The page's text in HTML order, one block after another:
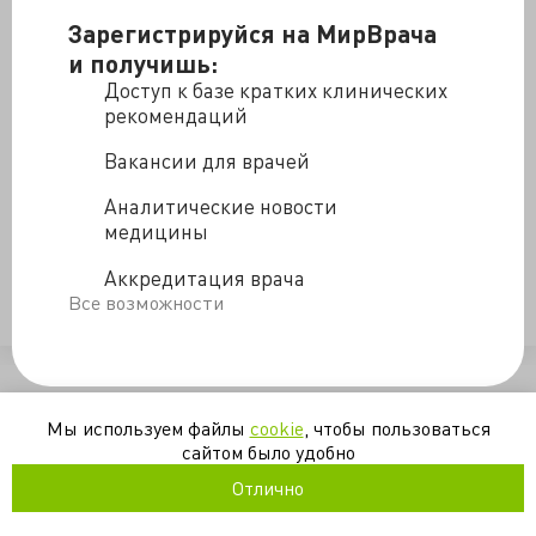
Зарегистрируйся на МирВрача
и получишь:
Доступ к базе кратких клинических
рекомендаций
Вакансии для врачей
Аналитические новости
медицины
Аккредитация врача
Все возможности
Во второй части представлена краткая
сравнительная характеристика основных опиоидных
препаратов, освещены такие явления как
толерантность и синдром отмены. Видео
длительностью около часа будет полезно студентам-
медиками и практикующим врачам.
обезболивание
толерантность
Мы используем файлы cookie , чтобы пользоваться
сайтом было удобно
Отлично
/blogs/